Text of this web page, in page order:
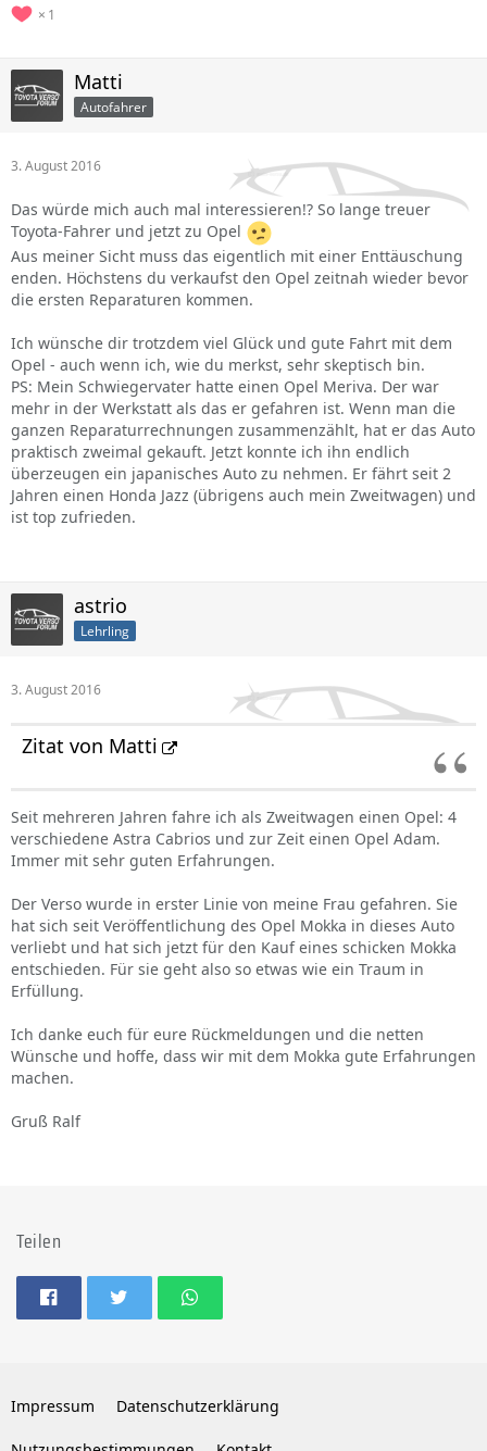
1
Matti
Autofahrer
3. August 2016
Das würde mich auch mal interessieren!? So lange treuer
Toyota-Fahrer und jetzt zu Opel
Aus meiner Sicht muss das eigentlich mit einer Enttäuschung
enden. Höchstens du verkaufst den Opel zeitnah wieder bevor
die ersten Reparaturen kommen.
Ich wünsche dir trotzdem viel Glück und gute Fahrt mit dem
Opel - auch wenn ich, wie du merkst, sehr skeptisch bin.
PS: Mein Schwiegervater hatte einen Opel Meriva. Der war
mehr in der Werkstatt als das er gefahren ist. Wenn man die
ganzen Reparaturrechnungen zusammenzählt, hat er das Auto
praktisch zweimal gekauft. Jetzt konnte ich ihn endlich
überzeugen ein japanisches Auto zu nehmen. Er fährt seit 2
Jahren einen Honda Jazz (übrigens auch mein Zweitwagen) und
ist top zufrieden.
astrio
Lehrling
3. August 2016
Zitat von Matti
Seit mehreren Jahren fahre ich als Zweitwagen einen Opel: 4
verschiedene Astra Cabrios und zur Zeit einen Opel Adam.
Immer mit sehr guten Erfahrungen.
Der Verso wurde in erster Linie von meine Frau gefahren. Sie
hat sich seit Veröffentlichung des Opel Mokka in dieses Auto
verliebt und hat sich jetzt für den Kauf eines schicken Mokka
entschieden. Für sie geht also so etwas wie ein Traum in
Erfüllung.
Ich danke euch für eure Rückmeldungen und die netten
Wünsche und hoffe, dass wir mit dem Mokka gute Erfahrungen
machen.
Gruß Ralf
Teilen
Impressum Datenschutzerklärung